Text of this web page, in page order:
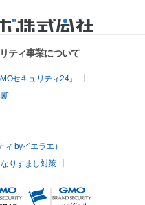
ティ事業について
セキュリティ24」
byイエラエ）
なりすまし対策